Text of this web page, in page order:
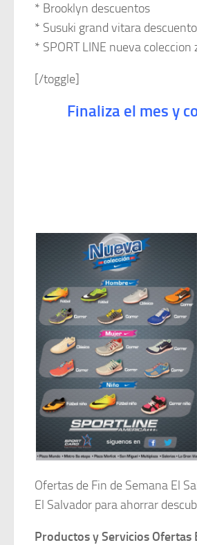
* Brooklyn descuentos
* Susuki grand vitara descuento
* SPORT LINE nueva
[/toggle]
Finaliza el mes y
Ofertas de Fin de Semana El
El Salvador para ahorrar
Productos y Servicios Ofertas